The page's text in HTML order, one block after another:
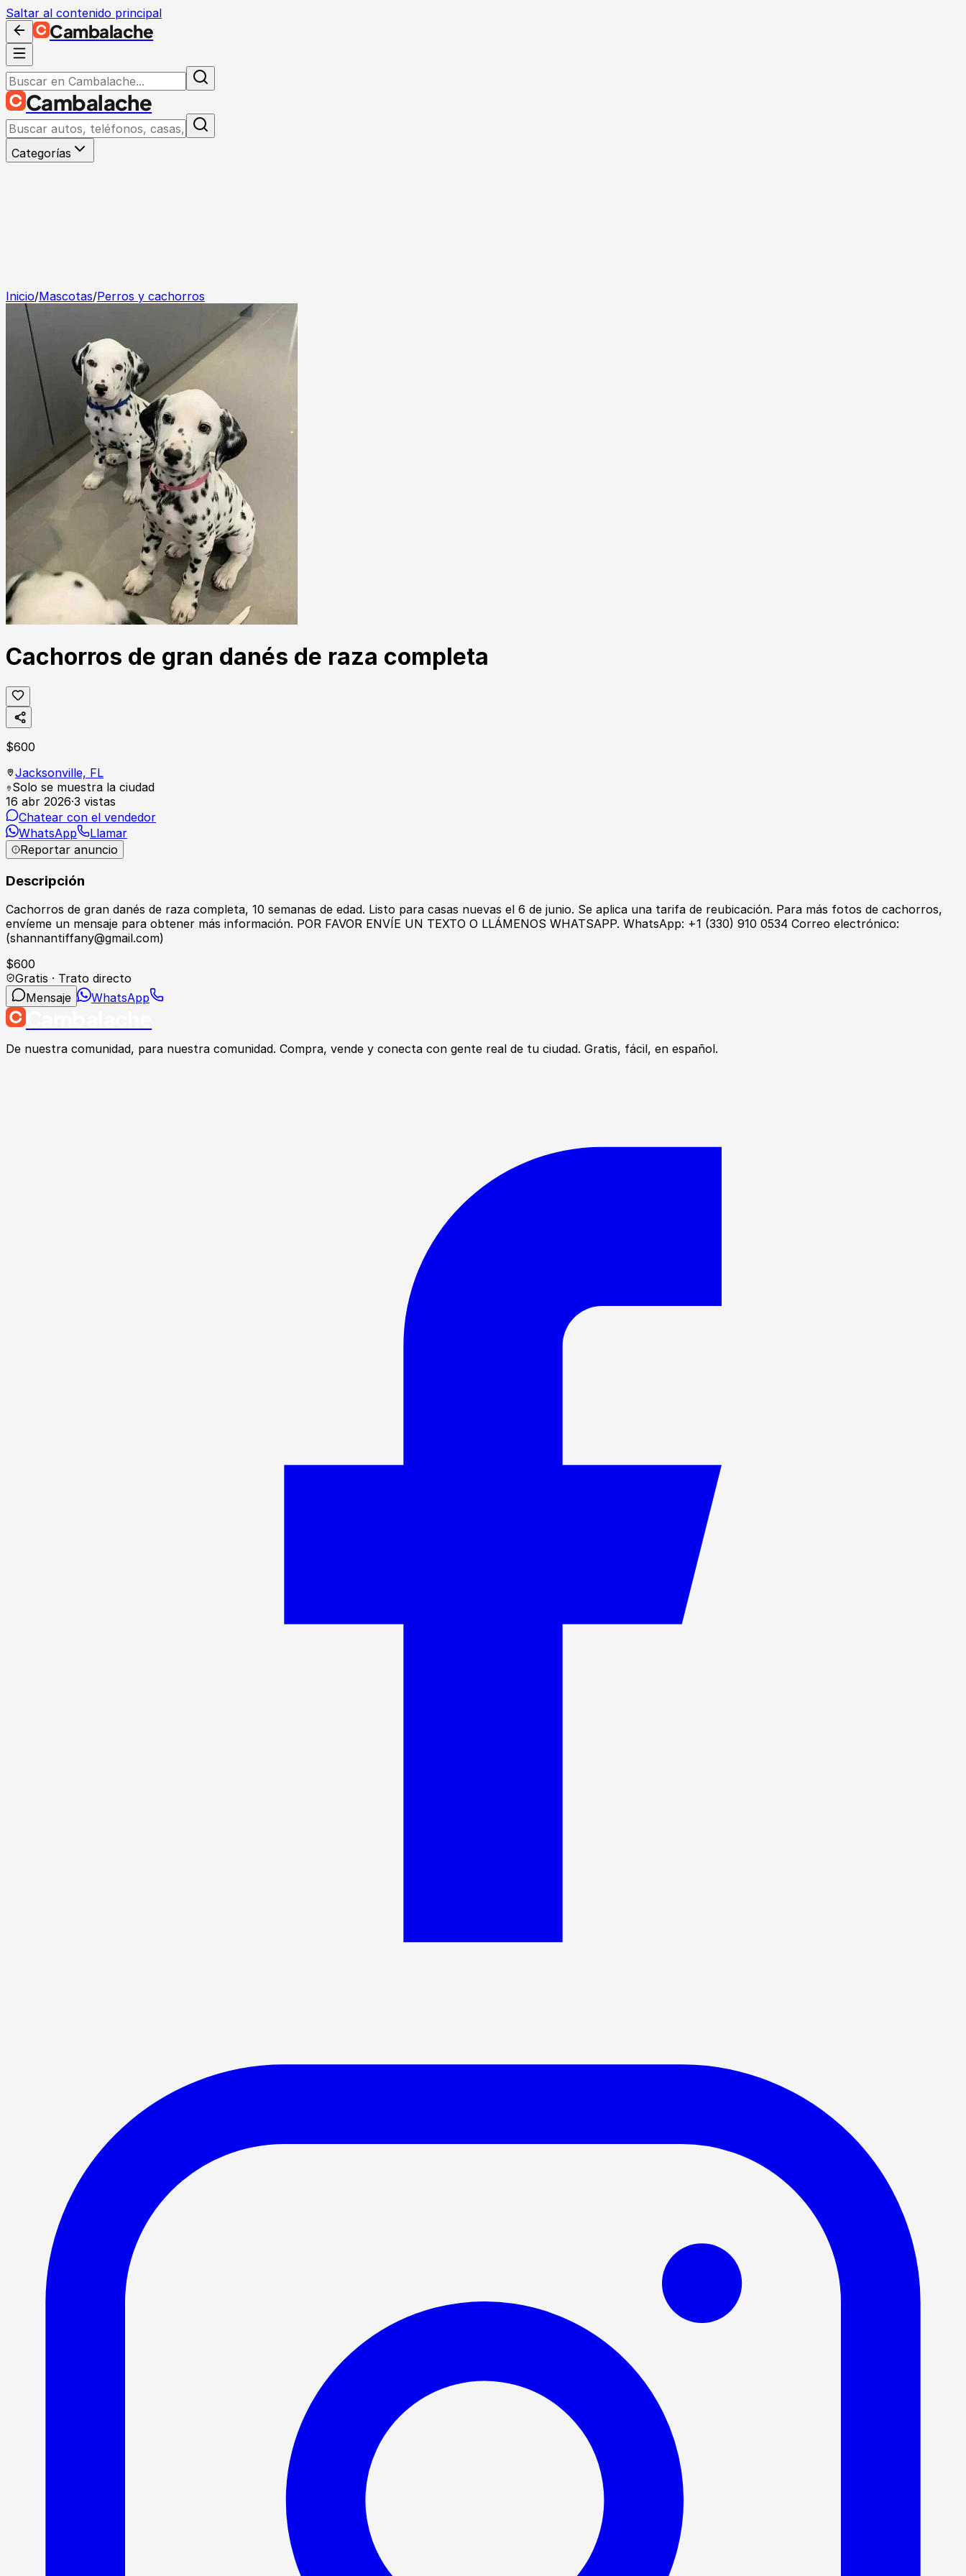
Saltar al contenido principal
Cambalache
Cambalache
Categorías
Inicio/Mascotas/Perros y cachorros
Cachorros de gran danés de raza completa
$600
Jacksonville, FL
Solo se muestra la ciudad
16 abr 2026·3 vistas
Chatear con el vendedor
WhatsApp
Llamar
Reportar anuncio
Descripción
Cachorros de gran danés de raza completa, 10 semanas de edad. Listo para casas nuevas el 6 de junio. Se aplica una tarifa de reubicación. Para más fotos de cachorros,
envíeme un mensaje para obtener más información. POR FAVOR ENVÍE UN TEXTO O LLÁMENOS WHATSAPP. WhatsApp: +1 (330) 910 0534 Correo electrónico:
(shannantiffany@gmail.com)
$600
Gratis · Trato directo
Mensaje
WhatsApp
De nuestra comunidad, para nuestra comunidad. Compra, vende y conecta con gente real de tu ciudad. Gratis, fácil, en español.